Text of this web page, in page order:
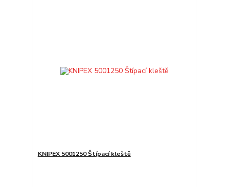
KNIPEX 5001250 Štípací kleště